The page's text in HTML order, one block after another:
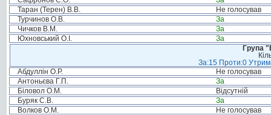
Таран (Терен) В.В.
Не голосував
Турчинов О.В.
За
Чичков В.М.
За
Юхновський О.І.
За
Група
За:15 Проти:0
Абдуллін О.Р.
Не голосував
Антоньєва Г.П.
За
Біловол О.М.
Відсутній
Буряк С.В.
За
Волков О.М.
Не голосував